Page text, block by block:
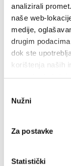
analizirali
naše web-
medije,
drugim
dok ste
korištenja naših
pristanka
Nužni
Za postavke
Statistički
Ana
A.B.
Ana